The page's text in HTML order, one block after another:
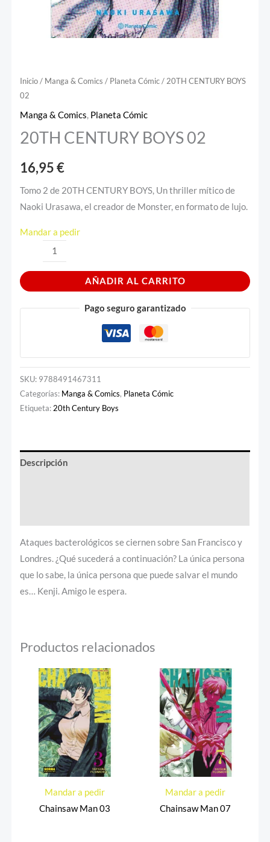
Inicio/ Manga & Comics / Planeta Cómic/ 20TH CENTURY BOYS
02
Manga & Comics, Planeta Cómic
20TH CENTURY BOYS 02
16,95€
Tomo 2 de 20TH CENTURY BOYS, Un thriller mítico de
Naoki Urasawa, el creador de Monster, en formato de lujo.
Mandar a pedir
AÑADIR AL CARRITO
Pago seguro garantizado
SKU: 9788491467311
Categorías: Manga & Comics, Planeta Cómic
Etiqueta: 20th Century Boys
Descripción
Ataques bacterológicos se ciernen sobre San Francisco y
Londres. ¿Qué sucederá a continuación? La única persona
que lo sabe, la única persona que puede salvar el mundo
es… Kenji. Amigo le espera.
Productos relacionados
Mandar a pedir
Chainsaw Man 03
Mandar a pedir
Chainsaw Man 07